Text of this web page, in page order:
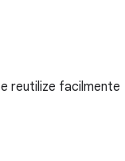
reutilize facilmente